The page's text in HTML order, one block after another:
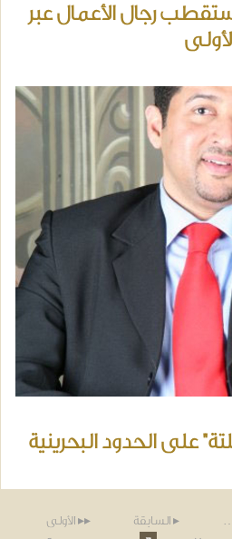
رجال الأعمال عبر
على الحدود البحرينية
▸▸ الأولى ▸ السابقة